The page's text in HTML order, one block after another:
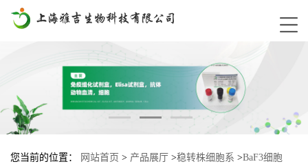
您当前的位置： 网站首页 > 产品展厅 >稳转株细胞系 >BaF3细胞